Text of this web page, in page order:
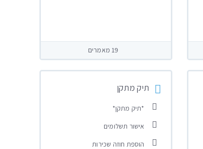
19 מאמרים
תיק מתקן
*תיק מתקן*
אישור תשלומים
הוספת חוזה שכירות